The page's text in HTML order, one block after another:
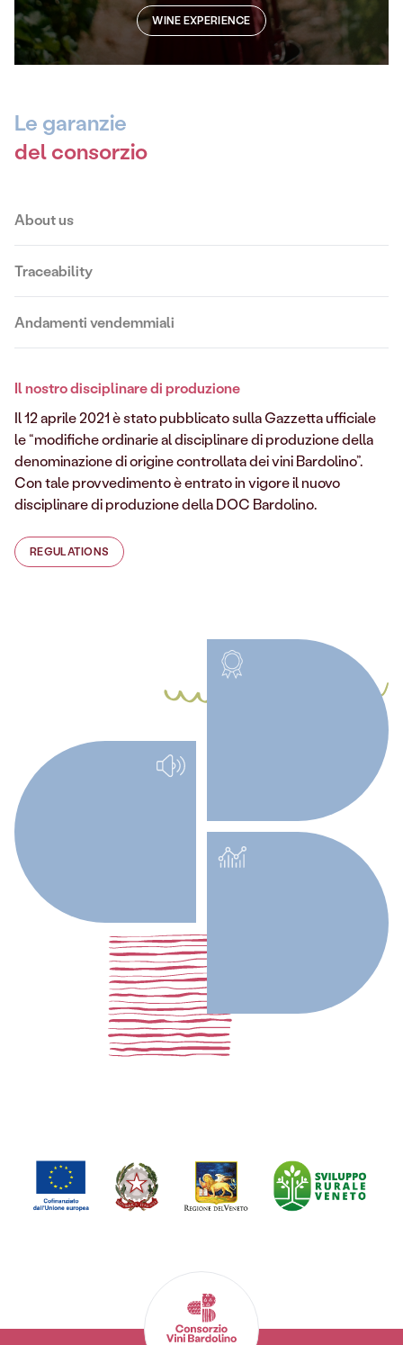
WINE EXPERIENCE
Le garanzie
del consorzio
About us
Traceability
Andamenti vendemmiali
Il nostro disciplinare di produzione
Il 12 aprile 2021 è stato pubblicato sulla Gazzetta ufficiale
le “modifiche ordinarie al disciplinare di produzione della
denominazione di origine controllata dei vini Bardolino”.
Con tale provvedimento è entrato in vigore il nuovo
disciplinare di produzione della DOC Bardolino.
REGULATIONS